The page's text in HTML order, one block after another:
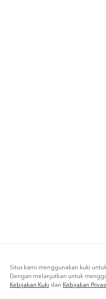
Situs kami menggunakan kuki
Dengan melanjutkan untuk
Kebijakan Kuki dan Kebijakan Privasi